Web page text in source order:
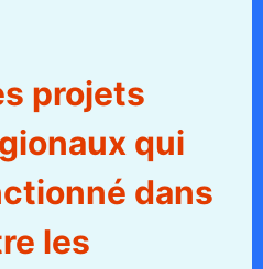
projets
qui
dans
les